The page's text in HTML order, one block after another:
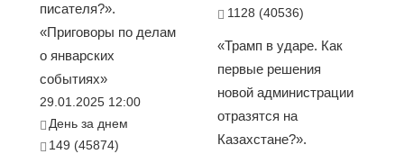
писателя?».
«Приговоры по делам
о январских
событиях»
29.01.2025 12:00
День за днем
149 (45874)
1128 (40536)
«Трамп в ударе. Как
первые решения
новой администрации
отразятся на
Казахстане?».